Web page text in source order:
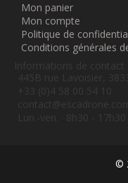
Mon panier
Mon compte
Politique de
Conditions générales
Informations de contact
445B rue Lavoisier,
contact@escadrone.com
Lun.-ven. · 8h30 - 17h30
©